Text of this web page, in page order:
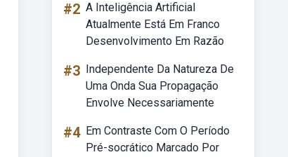
#2 A Inteligência Artificial
Atualmente Está Em Franco
Desenvolvimento Em Razão
#3 Independente Da Natureza De
Uma Onda Sua Propagação
Envolve Necessariamente
#4 Em Contraste Com O Período
Pré-socrático Marcado Por